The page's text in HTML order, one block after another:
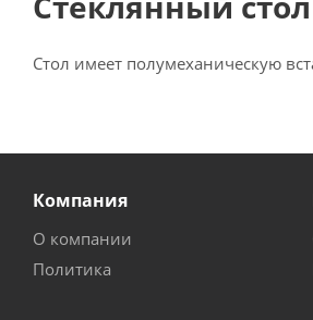
Стол имеет полумеханическую
Компания
О компании
Политика